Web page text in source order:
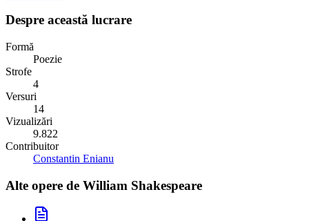
Despre această lucrare
Formă
Poezie
Strofe
4
Versuri
14
Vizualizări
9.822
Contribuitor
Constantin Enianu
Alte opere de William Shakespeare